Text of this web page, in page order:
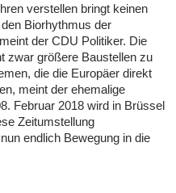
verstellen bringt keinen
Biorhythmus der
der CDU Politiker. Die
zwar größere Baustellen zu
die die Europäer direkt
meint der ehemalige
Februar 2018 wird in Brüssel
Zeitumstellung
endlich Bewegung in die